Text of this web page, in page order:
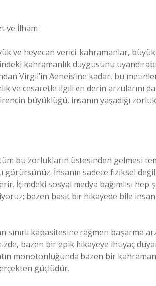
ve İlham
ve heyecan verici: kahramanlar,
kahramanlık duygusunu
Virgil’in Aeneis’ine kadar, bu
ve cesaretle ilgili en derin arzularını
büyüklüğü, insanın yaşadığı
bu zorlukların üstesinden gelmesi
İnsanın sadece fiziksel
İçimdeki sosyal medya bağımlısı hep
bazen basit bir hikayede bile
sınırlı kapasitesine rağmen başarma
bazen bir epik hikayeye ihtiyaç
monotonluğunda bazen bir
güçlüdür.